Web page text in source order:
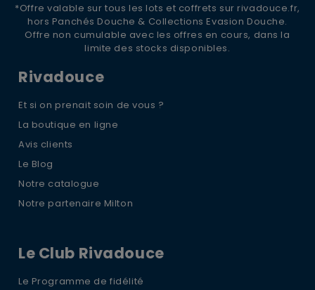
*Offre valable sur tous les lots et coffrets sur rivadouce.fr,
hors Panchés Douche & Collections Evasion Douche.
Offre non cumulable avec les offres en cours, dans la
limite des stocks disponibles.
Rivadouce
Et si on prenait soin de vous ?
La boutique en ligne
Avis clients
Le Blog
Notre catalogue
Notre partenaire Milton
Le Club Rivadouce
Le Programme de fidélité